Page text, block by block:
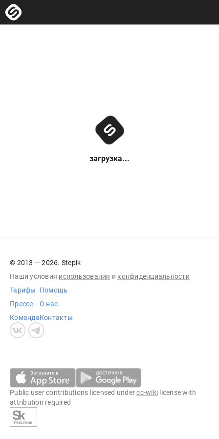
загрузка...
© 2013 — 2026. Stepik
Наши условия использования и конфиденциальности
Тарифы
Прессе
Команда
Помощь
О нас
Контакты
Public user contributions licensed undercc-wiki license with
attribution required